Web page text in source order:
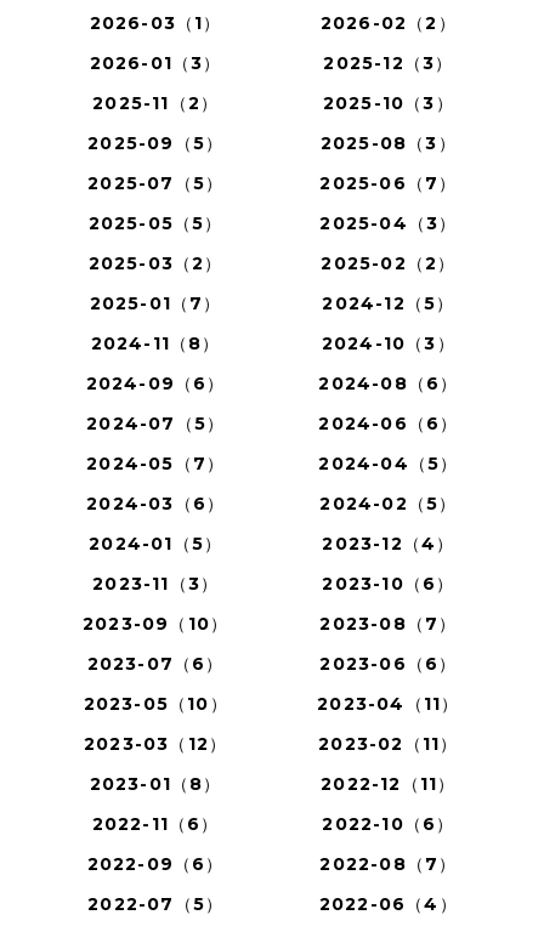
2026-03（1）
2026-02（2）
2026-01（3）
2025-12（3）
2025-11（2）
2025-10（3）
2025-09（5）
2025-08（3）
2025-07（5）
2025-06（7）
2025-05（5）
2025-04（3）
2025-03（2）
2025-02（2）
2025-01（7）
2024-12（5）
2024-11（8）
2024-10（3）
2024-09（6）
2024-08（6）
2024-07（5）
2024-06（6）
2024-05（7）
2024-04（5）
2024-03（6）
2024-02（5）
2024-01（5）
2023-12（4）
2023-11（3）
2023-10（6）
2023-09（10）
2023-08（7）
2023-07（6）
2023-06（6）
2023-05（10）
2023-04（11）
2023-03（12）
2023-02（11）
2023-01（8）
2022-12（11）
2022-11（6）
2022-10（6）
2022-09（6）
2022-08（7）
2022-07（5）
2022-06（4）